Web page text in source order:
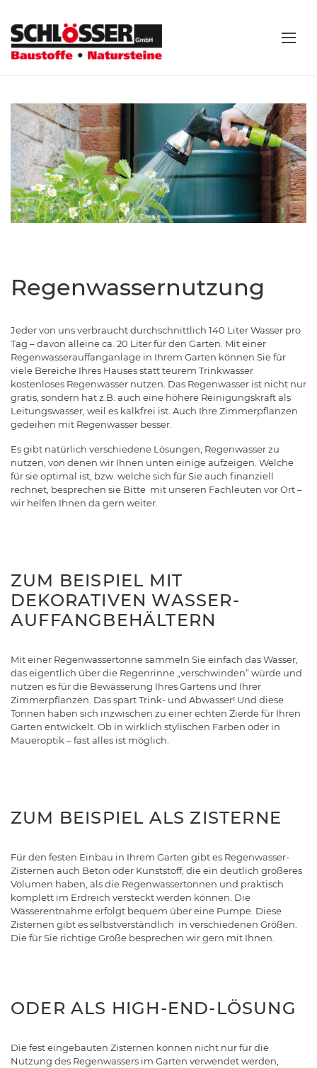
Regenwassernutzung
Jeder von uns verbraucht durchschnittlich 140 Liter Wasser pro
Tag – davon alleine ca. 20 Liter für den Garten. Mit einer
Regenwasserauffanganlage in Ihrem Garten können Sie für
viele Bereiche Ihres Hauses statt teurem Trinkwasser
kostenloses Regenwasser nutzen. Das Regenwasser ist nicht nur
gratis, sondern hat z.B. auch eine höhere Reinigungskraft als
Leitungswasser, weil es kalkfrei ist. Auch Ihre Zimmerpflanzen
gedeihen mit Regenwasser besser.
Es gibt natürlich verschiedene Lösungen, Regenwasser zu
nutzen, von denen wir Ihnen unten einige aufzeigen. Welche
für sie optimal ist, bzw. welche sich für Sie auch finanziell
rechnet, besprechen sie Bitte mit unseren Fachleuten vor Ort –
wir helfen Ihnen da gern weiter.
ZUM BEISPIEL MIT
DEKORATIVEN WASSER-
AUFFANGBEHÄLTERN
Mit einer Regenwassertonne sammeln Sie einfach das Wasser,
das eigentlich über die Regenrinne „verschwinden“ würde und
nutzen es für die Bewässerung Ihres Gartens und Ihrer
Zimmerpflanzen. Das spart Trink- und Abwasser! Und diese
Tonnen haben sich inzwischen zu einer echten Zierde für Ihren
Garten entwickelt. Ob in wirklich stylischen Farben oder in
Maueroptik – fast alles ist möglich.
ZUM BEISPIEL ALS ZISTERNE
Für den festen Einbau in Ihrem Garten gibt es Regenwasser-
Zisternen auch Beton oder Kunststoff, die ein deutlich größeres
Volumen haben, als die Regenwassertonnen und praktisch
komplett im Erdreich versteckt werden können. Die
Wasserentnahme erfolgt bequem über eine Pumpe. Diese
Zisternen gibt es selbstverständlich in verschiedenen Größen.
Die für Sie richtige Größe besprechen wir gern mit Ihnen.
ODER ALS HIGH-END-LÖSUNG
Die fest eingebauten Zisternen können nicht nur für die
Nutzung des Regenwassers im Garten verwendet werden,